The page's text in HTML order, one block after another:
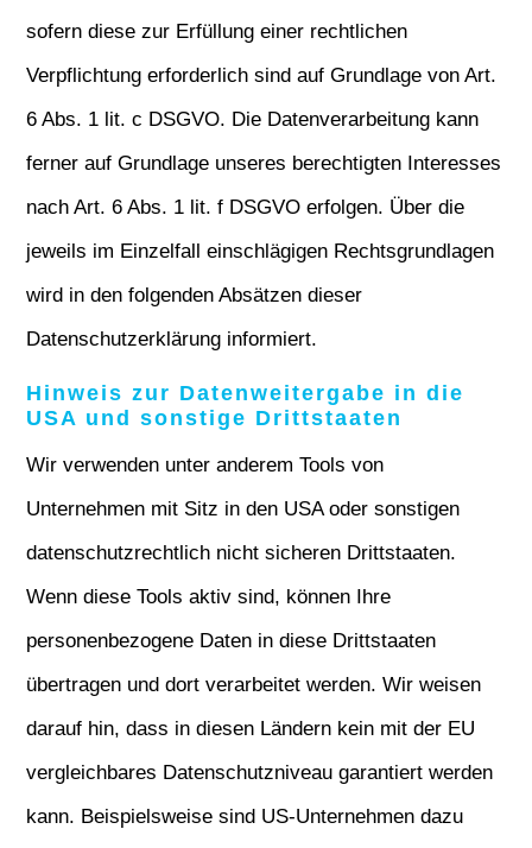
sofern diese zur Erfüllung einer rechtlichen
Verpflichtung erforderlich sind auf Grundlage von Art.
6 Abs. 1 lit. c DSGVO. Die Datenverarbeitung kann
ferner auf Grundlage unseres berechtigten Interesses
nach Art. 6 Abs. 1 lit. f DSGVO erfolgen. Über die
jeweils im Einzelfall einschlägigen Rechtsgrundlagen
wird in den folgenden Absätzen dieser
Datenschutzerklärung informiert.
Hinweis zur Datenweitergabe in die
USA und sonstige Drittstaaten
Wir verwenden unter anderem Tools von
Unternehmen mit Sitz in den USA oder sonstigen
datenschutzrechtlich nicht sicheren Drittstaaten.
Wenn diese Tools aktiv sind, können Ihre
personenbezogene Daten in diese Drittstaaten
übertragen und dort verarbeitet werden. Wir weisen
darauf hin, dass in diesen Ländern kein mit der EU
vergleichbares Datenschutzniveau garantiert werden
kann. Beispielsweise sind US-Unternehmen dazu